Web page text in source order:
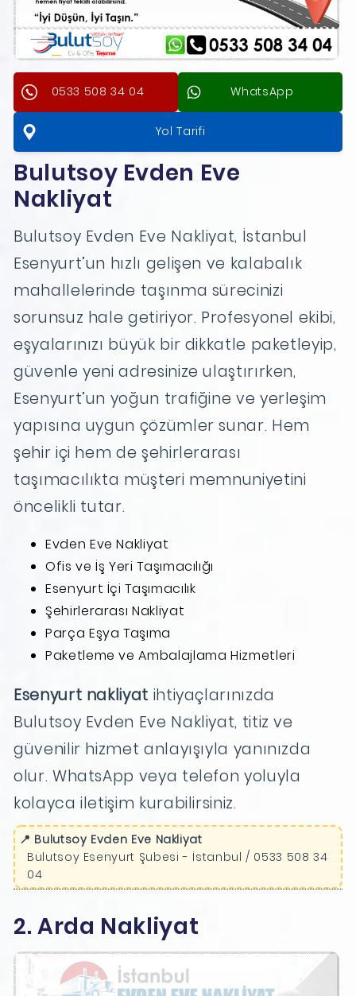
0533 508 34 04 WhatsApp
Yol Tarifi
Bulutsoy Evden Eve
Nakliyat
Bulutsoy Evden Eve Nakliyat, İstanbul
Esenyurt’un hızlı gelişen ve kalabalık
mahallelerinde taşınma sürecinizi
sorunsuz hale getiriyor. Profesyonel ekibi,
eşyalarınızı büyük bir dikkatle paketleyip,
güvenle yeni adresinize ulaştırırken,
Esenyurt’un yoğun trafiğine ve yerleşim
yapısına uygun çözümler sunar. Hem
şehir içi hem de şehirlerarası
taşımacılıkta müşteri memnuniyetini
öncelikli tutar.
Evden Eve Nakliyat
Ofis ve İş Yeri Taşımacılığı
Esenyurt İçi Taşımacılık
Şehirlerarası Nakliyat
Parça Eşya Taşıma
Paketleme ve Ambalajlama Hizmetleri
Esenyurt nakliyat ihtiyaçlarınızda
Bulutsoy Evden Eve Nakliyat, titiz ve
güvenilir hizmet anlayışıyla yanınızda
olur. WhatsApp veya telefon yoluyla
kolayca iletişim kurabilirsiniz.
📍 Bulutsoy Evden Eve Nakliyat
Bulutsoy Esenyurt Şubesi - İstanbul / 0533 508 34
04
2. Arda Nakliyat